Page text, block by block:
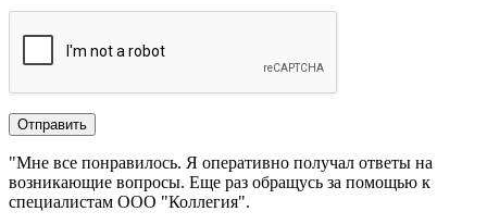
"Мне все понравилось.​ ​Я оперативно получал ответы на
возникающие вопросы. Еще раз обращусь за помощью к
специалистам ООО "Коллегия".​